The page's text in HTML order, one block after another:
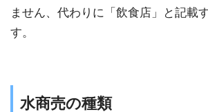
ません、代わりに「飲食店」と記載
す。
水商売の種類